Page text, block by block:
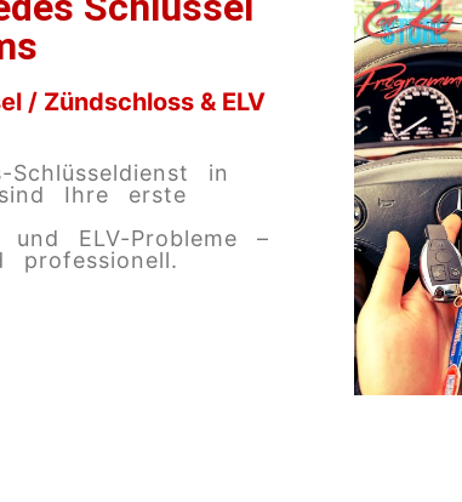
/ Zündschloss & ELV
Schlüsseldienst in
Ihre erste
und ELV-Probleme –
professionell.